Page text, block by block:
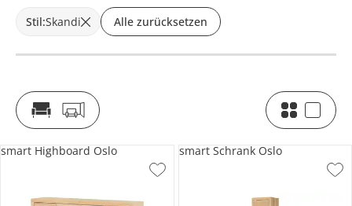
Stil:Skandi Alle zurücksetzen
smart Highboard Oslo smart Schrank Oslo